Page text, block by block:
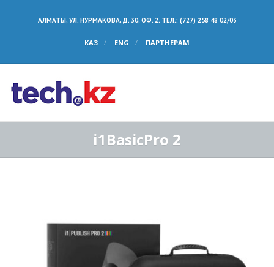
АЛМАТЫ, УЛ. НУРМАКОВА, Д. 30, ОФ. 2. ТЕЛ.: (727) 258 48 02/03
КАЗ ENG ПАРТНЕРАМ
i1BasicPro 2